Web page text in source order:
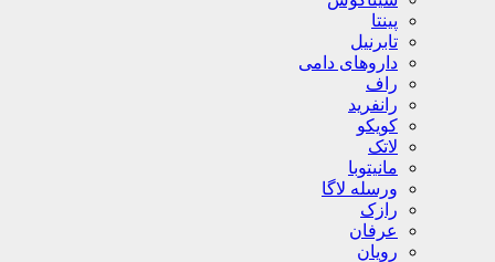
پینتا
تابرنیل
داروهای دامی
راف
رانفرید
کویکو
لاتک
مانیتوبا
ورسله لاگا
رازک
عرفان
رویان